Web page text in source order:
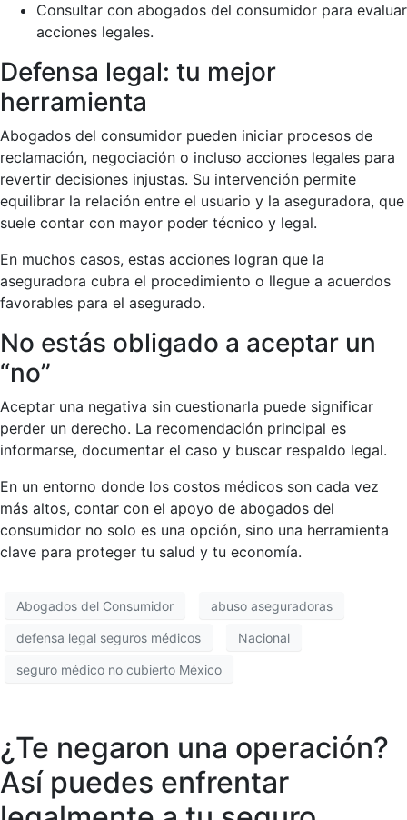
Consultar con abogados del consumidor para evaluar
acciones legales.
Defensa legal: tu mejor
herramienta
Abogados del consumidor pueden iniciar procesos de
reclamación, negociación o incluso acciones legales para
revertir decisiones injustas. Su intervención permite
equilibrar la relación entre el usuario y la aseguradora, que
suele contar con mayor poder técnico y legal.
En muchos casos, estas acciones logran que la
aseguradora cubra el procedimiento o llegue a acuerdos
favorables para el asegurado.
No estás obligado a aceptar un
“no”
Aceptar una negativa sin cuestionarla puede significar
perder un derecho. La recomendación principal es
informarse, documentar el caso y buscar respaldo legal.
En un entorno donde los costos médicos son cada vez
más altos, contar con el apoyo de abogados del
consumidor no solo es una opción, sino una herramienta
clave para proteger tu salud y tu economía.
Abogados del Consumidor abuso aseguradoras
defensa legal seguros médicos Nacional
seguro médico no cubierto México
¿Te negaron una operación?
Así puedes enfrentar